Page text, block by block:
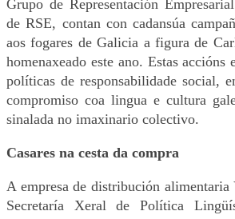
Grupo de Representación
de RSE, contan con cadansúa
aos fogares de Galicia a figura de
homenaxeado este ano. Estas accións
políticas de responsabilidade social,
compromiso coa lingua e cultura
sinalada no imaxinario colectivo.
Casares na cesta da compra
A empresa de distribución alimentaria
Secretaría Xeral de Política